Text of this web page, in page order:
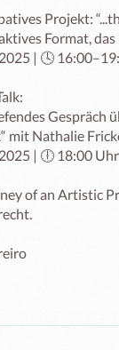
Projekt:
Format,
| 🕓
Gespräch
mit Nathalie
| 🕕 18:00 Uhr
of an Artistic